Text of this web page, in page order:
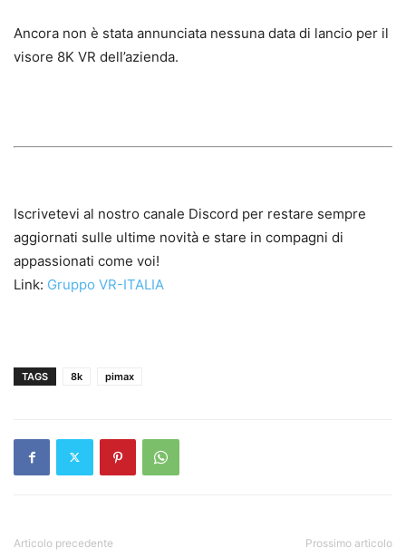
Ancora non è stata annunciata nessuna data di lancio per il
visore 8K VR dell’azienda.
Iscrivetevi al nostro canale Discord per restare sempre
aggiornati sulle ultime novità e stare in compagni di
appassionati come voi!
Link: Gruppo VR-ITALIA
TAGS 8k pimax
Articolo precedente Prossimo articolo